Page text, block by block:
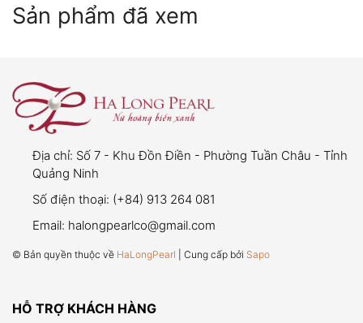
Politique de garantie & de
TIẾNG VIỆT
Lưu ý quan trọng:
viên ngọc trai
hàng.
Sản phẩm đã xem
Địa chỉ: Số 7 - Khu Đồn Điền - Phường Tuần Châu - Tỉnh
Quảng Ninh
Số điện thoại: (+84) 913 264 081
Email: halongpearlco@gmail.com
© Bản quyền thuộc về HaLongPearl | Cung cấp bởi Sapo
HỖ TRỢ KHÁCH HÀNG